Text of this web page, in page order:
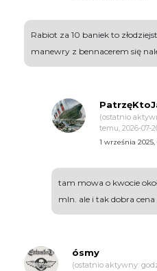
Rabiot za 10 baniek to
manewry z bennacerem się
(ostatnio
temu, 2026-07-
1 września 2025,
tam mowa o kwocie
mln. ale i tak dobra cena
ósmy
(ostatnio aktywny: